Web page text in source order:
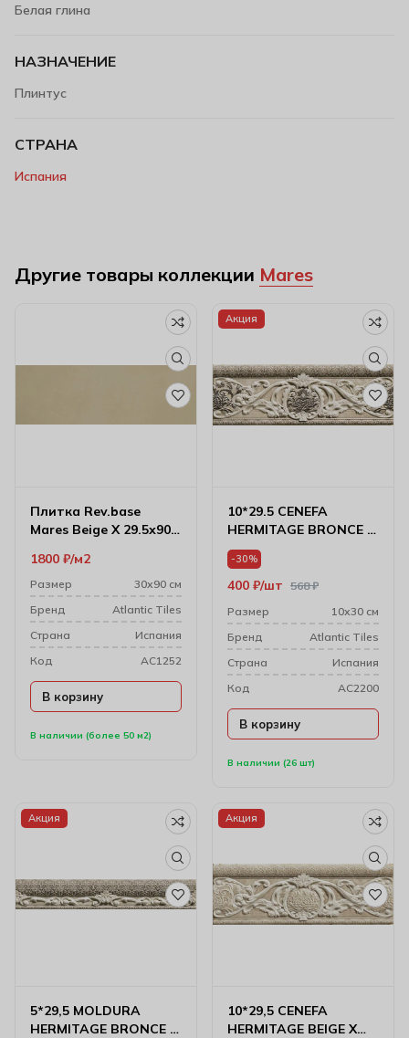
Белая глина
НАЗНАЧЕНИЕ
Плинтус
СТРАНА
Испания
Другие товары коллекции Mares
Плитка Rev.base
Mares Beige X 29.5х90
В наличии (более 50 м2)
1800 ₽ м2
Размер
30х90 см
Бренд
Atlantic Tiles
Cтрана
Испания
Код
AC1252
В корзину
Акция
10*29.5 CENEFA
HERMITAGE BRONCE Х
8000810
В наличии (26 шт)
-30%
568₽
400 ₽ шт
Размер
10х30 см
Бренд
Atlantic Tiles
Cтрана
Испания
Код
AC2200
В корзину
Акция
5*29,5 MOLDURA
HERMITAGE BRONCE X
Акция
10*29,5 CENEFA
HERMITAGE BEIGE X